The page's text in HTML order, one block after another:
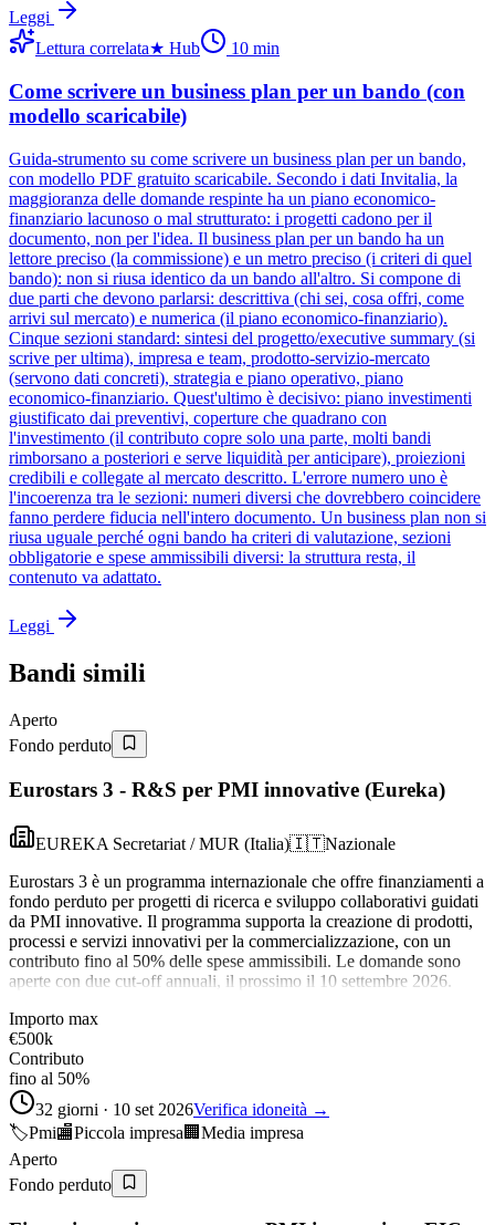
Leggi
Lettura correlata★ Hub 10 min
Come scrivere un business plan per un bando (con
modello scaricabile)
Guida-strumento su come scrivere un business plan per un bando,
con modello PDF gratuito scaricabile. Secondo i dati Invitalia, la
maggioranza delle domande respinte ha un piano economico-
finanziario lacunoso o mal strutturato: i progetti cadono per il
documento, non per l'idea. Il business plan per un bando ha un
lettore preciso (la commissione) e un metro preciso (i criteri di quel
bando): non si riusa identico da un bando all'altro. Si compone di
due parti che devono parlarsi: descrittiva (chi sei, cosa offri, come
arrivi sul mercato) e numerica (il piano economico-finanziario).
Cinque sezioni standard: sintesi del progetto/executive summary (si
scrive per ultima), impresa e team, prodotto-servizio-mercato
(servono dati concreti), strategia e piano operativo, piano
economico-finanziario. Quest'ultimo è decisivo: piano investimenti
giustificato dai preventivi, coperture che quadrano con
l'investimento (il contributo copre solo una parte, molti bandi
rimborsano a posteriori e serve liquidità per anticipare), proiezioni
credibili e collegate al mercato descritto. L'errore numero uno è
l'incoerenza tra le sezioni: numeri diversi che dovrebbero coincidere
fanno perdere fiducia nell'intero documento. Un business plan non si
riusa uguale perché ogni bando ha criteri di valutazione, sezioni
obbligatorie e spese ammissibili diversi: la struttura resta, il
contenuto va adattato.
Leggi
Bandi simili
Aperto
Fondo perduto
Eurostars 3 - R&S per PMI innovative (Eureka)
EUREKA Secretariat / MUR (Italia)🇮🇹Nazionale
Eurostars 3 è un programma internazionale che offre finanziamenti a
fondo perduto per progetti di ricerca e sviluppo collaborativi guidati
da PMI innovative. Il programma supporta la creazione di prodotti,
processi e servizi innovativi per la commercializzazione, con un
contributo fino al 50% delle spese ammissibili. Le domande sono
aperte con due cut-off annuali, il prossimo il 10 settembre 2026.
Importo max
€500k
Contributo
fino al 50%
32 giorni · 10 set 2026Verifica idoneità →
🏷️Pmi🏬Piccola impresa 🏢 Media impresa
Aperto
Fondo perduto